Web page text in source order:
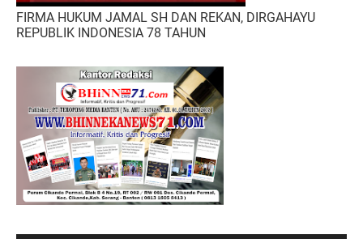
FIRMA HUKUM JAMAL SH DAN REKAN, DIRGAHAYU
REPUBLIK INDONESIA 78 TAHUN